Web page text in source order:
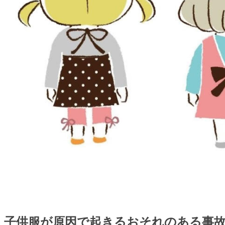
子供服が原因で起きるおそれのある事